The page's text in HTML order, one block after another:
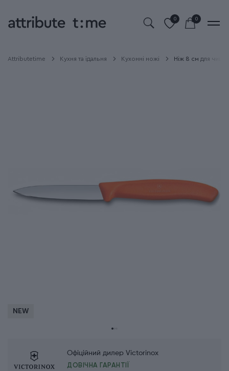
0 0
Attributetime Кухня та їдальня Кухонні ножі Ніж 8 см для
NEW
Офіційний дилер Victorinox
ДОВІЧНА ГАРАНТІЇ